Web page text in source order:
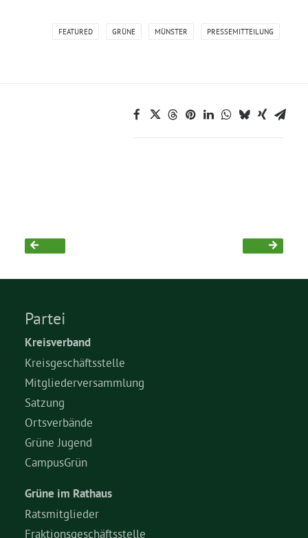
Grüne Jugend
FEATURED GRÜNE MÜNSTER PRESSEMITTEILUNG
Partei
Kreisverband
Kreisgeschäftsstelle
Mitgliederversammlung
Satzung
Ortsverbände
Grüne Jugend
CampusGrün
Grüne im Rathaus
Ratsmitglieder
Fraktionsgeschäftsstelle